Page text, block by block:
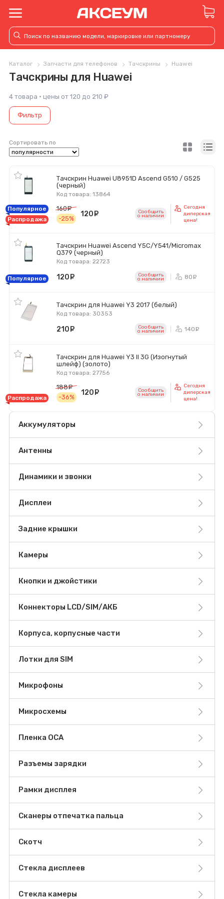
Каталог Запчасти для телефонов Тачскрины Huawei
Тачскрины для Huawei
4 товара · цены от 120 до 210 ₽
Фильтр
Сортировать по
Тачскрин Huawei U8951D Ascend G510 / G525
(черный)
Код товара: 13864
Популярное
Распродажа
160
-25%
120 руб.Сообщить
o наличии
Сегодня
дилерская
цена!
Тачскрин Huawei Ascend Y5C/Y541/Micromax
Q379 (черный)
Код товара: 22723
Популярное 120 Сообщить
o наличии 80
Тачскрин для Huawei Y3 2017 (белый)
Код товара: 30353
210 Сообщить
o наличии 140
Тачскрин для Huawei Y3 II 3G (Изогнутый
шлейф) (золото)
Код товара: 27756
Распродажа
188
-36%
120 руб.Сообщить
o наличии
Сегодня
дилерская
цена!
Аккумуляторы
Антенны
Динамики и звонки
Дисплеи
Задние крышки
Камеры
Кнопки и джойстики
Коннекторы LCD/SIM/АКБ
Корпуса, корпусные части
Лотки для SIM
Микрофоны
Микросхемы
Пленка OCA
Разъемы зарядки
Рамки дисплея
Сканеры отпечатка пальца
Скотч
Стекла дисплеев
Стекла камеры